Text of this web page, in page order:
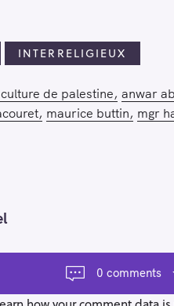
INTERRELIGIEUX
de palestine anwar
maurice buttin mgr
0 comments